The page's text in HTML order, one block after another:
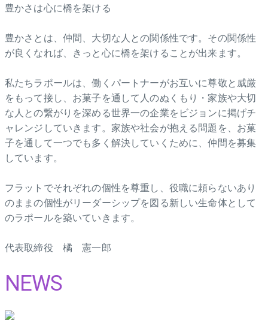
豊かさは心に橋を架ける
豊かさとは、仲間、大切な人との関係性です。その関係性
が良くなれば、きっと心に橋を架けることが出来ます。
私たちラポールは、働くパートナーがお互いに尊敬と威厳
をもって接し、お菓子を通して人のぬくもり・家族や大切
な人との繋がりを深める世界一の企業をビジョンに掲げチ
ャレンジしていきます。家族や社会が抱える問題を、お菓
子を通して一つでも多く解決していくために、仲間を募集
しています。
フラットでそれぞれの個性を尊重し、役職に頼らないあり
のままの個性がリーダーシップを図る新しい生命体として
のラポールを築いていきます。
代表取締役 橘 憲一郎
NEWS